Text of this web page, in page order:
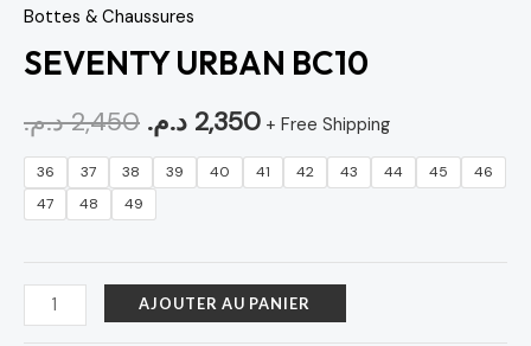
Bottes & Chaussures
SEVENTY URBAN BC10
2,450 د.م.
2,450 د.م..
2,350 د.م. + Free Shipping
36 37 38 39 40 41 42 43 44 45
46
47
48 49
BC10
AJOUTER AU PANIER